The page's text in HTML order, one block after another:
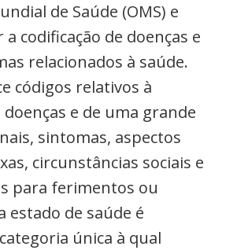
de Saúde (OMS) e
codificação de doenças e
relacionados à saúde.
códigos relativos à
doenças e de uma grande
sintomas, aspectos
circunstâncias sociais e
para ferimentos ou
estado de saúde é
única à qual